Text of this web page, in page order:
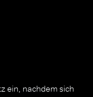
ein, nachdem sich